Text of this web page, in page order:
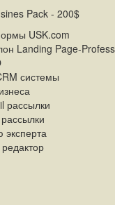
Pack - 200$
USK.com
Landing Page-
системы
рассылки
эксперта